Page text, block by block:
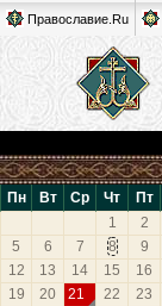
Православие.Ru
Пн Вт Ср Чт Пт
1
2
5
6 7 8 9
12
13 14 15 16
19
20 21 22 23